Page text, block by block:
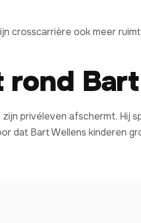
crosscarrière ook meer
privéleven afschermt.
dat Bart Wellens kinderen